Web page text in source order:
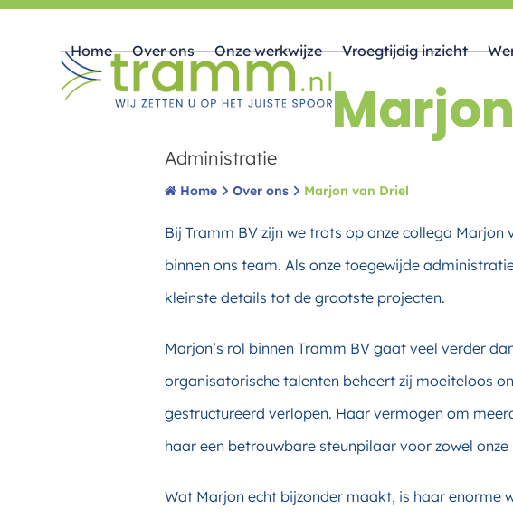
Home Over ons Onze werkwijze Vroegtijdig inzicht
Administratie
Home Over ons Marjon van Driel
Bij Tramm BV zijn we trots op onze collega
binnen ons team. Als onze toegewijde
kleinste details tot de grootste projecten.
Marjon’s rol binnen Tramm BV gaat veel verder
organisatorische talenten beheert zij moeiteloos
gestructureerd verlopen. Haar vermogen om
haar een betrouwbare steunpilaar voor zowel
Wat Marjon echt bijzonder maakt, is haar enorme